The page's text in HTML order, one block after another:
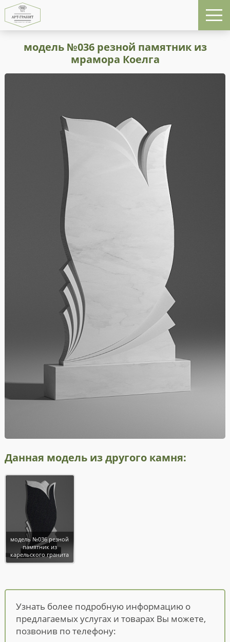
модель №036 резной памятник из
мрамора Коелга
Данная модель из другого камня:
модель №036 резной
памятник из
карельского гранита
Узнать более подробную информацию о
предлагаемых услугах и товарах Вы можете,
позвонив по телефону: